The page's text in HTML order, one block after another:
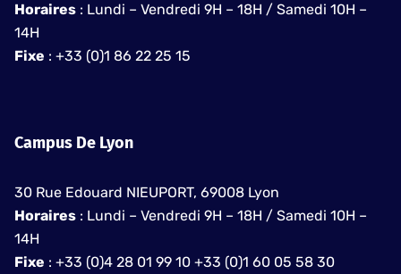
Horaires : Lundi – Vendredi 9H – 18H / Samedi 10H –
14H
Fixe : +33 (0)1 86 22 25 15
Campus De Lyon
30 Rue Edouard NIEUPORT, 69008 Lyon
Horaires : Lundi – Vendredi 9H – 18H / Samedi 10H –
14H
Fixe : +33 (0)4 28 01 99 10 +33 (0)1 60 05 58 30